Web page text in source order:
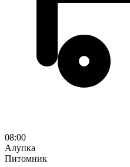
08:00
Алупка
Питомник